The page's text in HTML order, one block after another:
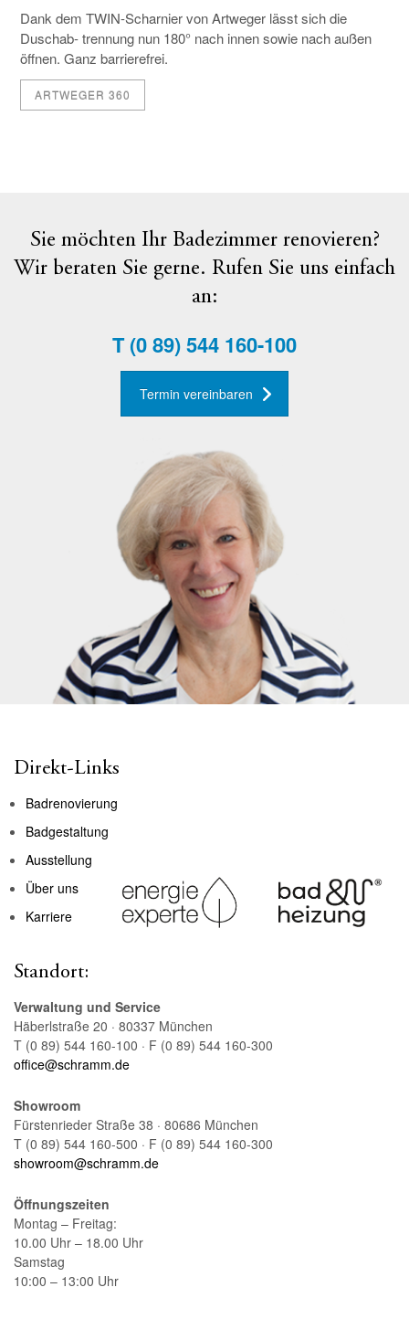
Dank dem TWIN-Scharnier von Artweger lässt sich die
Duschab- trennung nun 180° nach innen sowie nach außen
öffnen. Ganz barrierefrei.
ARTWEGER 360
Sie möchten Ihr Badezimmer renovieren?
Wir beraten Sie gerne. Rufen Sie uns einfach
an:
T(0 89) 544 160-100
Termin vereinbaren
Direkt-Links
Badrenovierung
Badgestaltung
Ausstellung
Über uns
Karriere
Standort:
Verwaltung und Service
Häberlstraße 20 · 80337 München
T (0 89) 544 160-100 · F (0 89) 544 160-300
office@schramm.de
Showroom
Fürstenrieder Straße 38 · 80686 München
T (0 89) 544 160-500 · F (0 89) 544 160-300
showroom@schramm.de
Öffnungszeiten
Montag – Freitag:
10.00 Uhr – 18.00 Uhr
Samstag
10:00 – 13:00 Uhr